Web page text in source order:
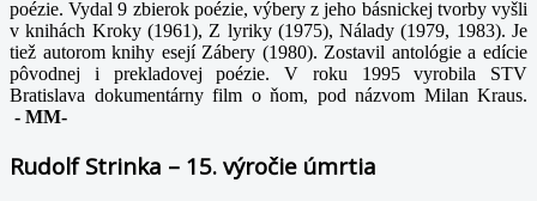
poézie. Vydal 9 zbierok poézie, výbery z jeho básnickej tvorby vyšli
v knihách Kroky (1961), Z lyriky (1975), Nálady (1979, 1983). Je
tiež autorom knihy esejí Zábery (1980). Zostavil antológie a edície
pôvodnej i prekladovej poézie. V roku 1995 vyrobila STV
Bratislava dokumentárny film o ňom, pod názvom Milan Kraus.
- MM-
Rudolf Strinka – 15. výročie úmrtia